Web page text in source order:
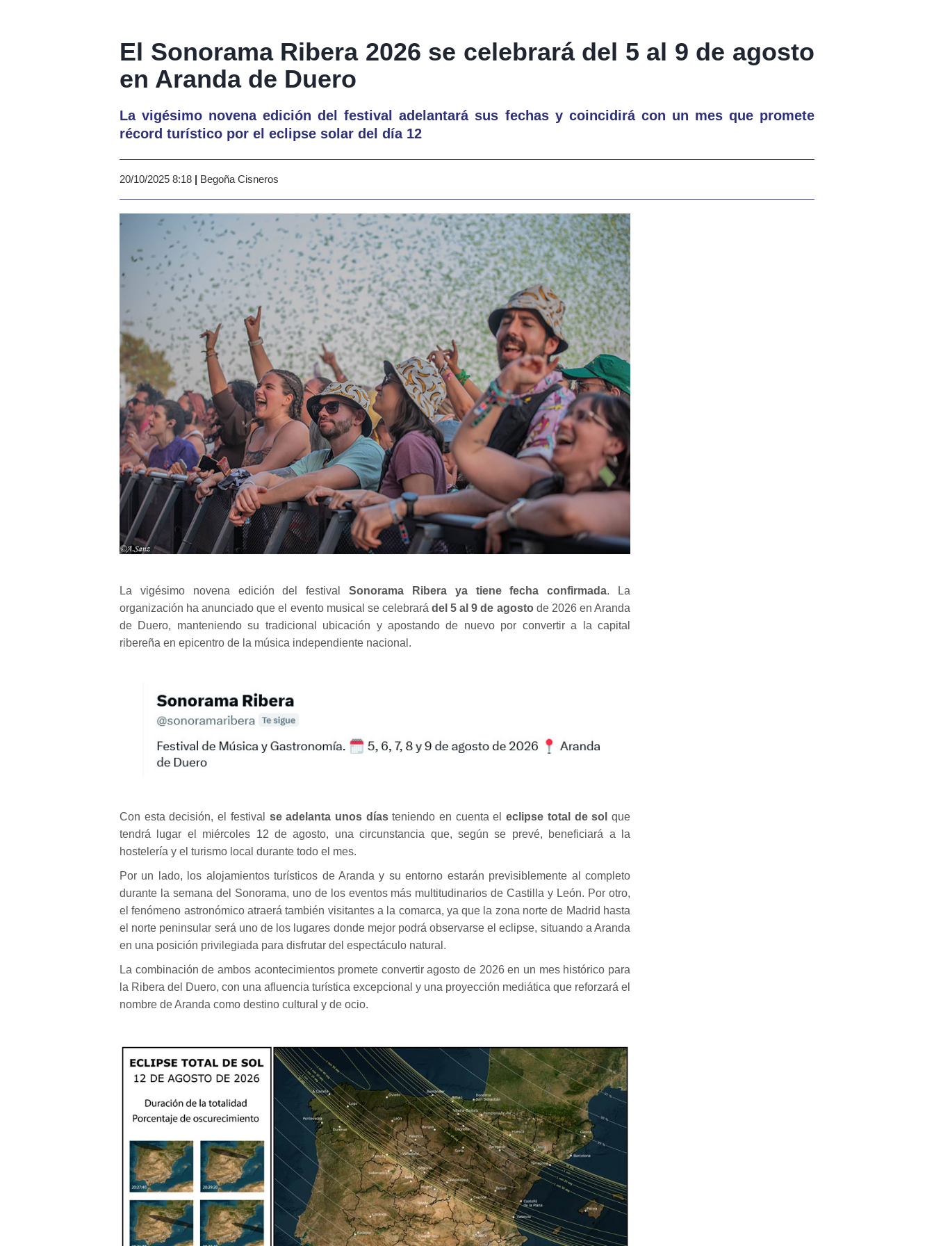
El Sonorama Ribera 2026 se celebrará del 5 al 9 de agosto
en Aranda de Duero
La vigésimo novena edición del festival adelantará sus fechas y coincidirá con un mes que promete
récord turístico por el eclipse solar del día 12
20/10/2025 8:18 | Begoña Cisneros
La vigésimo novena edición del festival Sonorama Ribera ya tiene fecha confirmada. La
organización ha anunciado que el evento musical se celebrará del 5 al 9 de agosto de 2026 en Aranda
de Duero, manteniendo su tradicional ubicación y apostando de nuevo por convertir a la capital
ribereña en epicentro de la música independiente nacional.
Con esta decisión, el festival se adelanta unos díasteniendo en cuenta eleclipse total de solque
tendrá lugar el miércoles 12 de agosto, una circunstancia que, según se prevé, beneficiará a la
hostelería y el turismo local durante todo el mes.
Por un lado, los alojamientos turísticos de Aranda y su entorno estarán previsiblemente al completo
durante la semana del Sonorama, uno de los eventos más multitudinarios de Castilla y León. Por otro,
el fenómeno astronómico atraerá también visitantes a la comarca, ya que la zona norte de Madrid hasta
el norte peninsular será uno de los lugares donde mejor podrá observarse el eclipse, situando a Aranda
en una posición privilegiada para disfrutar del espectáculo natural.
La combinación de ambos acontecimientos promete convertir agosto de 2026 en un mes histórico para
la Ribera del Duero, con una afluencia turística excepcional y una proyección mediática que reforzará el
nombre de Aranda como destino cultural y de ocio.